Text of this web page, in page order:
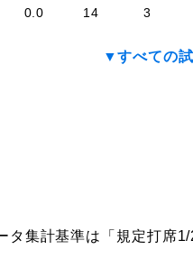
0.0 14 3
▼すべての
集計基準は「規定打席